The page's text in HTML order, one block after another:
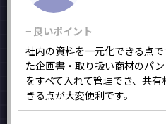
− 良いポイント
社内の資料を一元化できる点
た企画書・取り扱い商材のパ
をすべて入れて管理でき、共
きる点が大変便利です。